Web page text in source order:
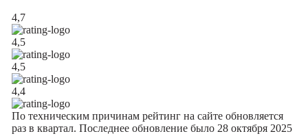
4,7
4,5
4,5
4,4
По техническим причинам рейтинг на сайте обновляется
раз в квартал. Последнее обновление было 28 октября 2025